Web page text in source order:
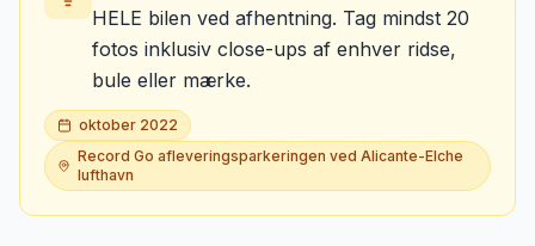
HELE bilen ved afhentning. Tag mindst 20
fotos inklusiv close-ups af enhver ridse,
bule eller mærke.
oktober 2022
Record Go afleveringsparkeringen ved Alicante-Elche
lufthavn